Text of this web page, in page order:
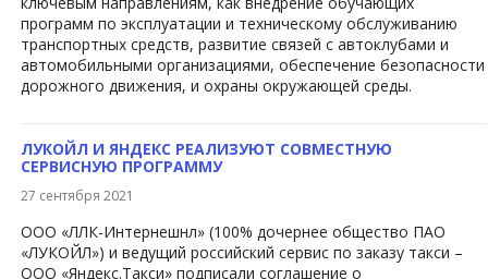
программ по эксплуатации и техническому обслуживанию
транспортных средств, развитие связей с автоклубами и
автомобильными организациями, обеспечение безопасности
дорожного движения, и охраны окружающей среды.
ЛУКОЙЛ И ЯНДЕКС РЕАЛИЗУЮТ СОВМЕСТНУЮ
СЕРВИСНУЮ ПРОГРАММУ
27 сентября 2021
​ООО «ЛЛК-Интернешнл» (100% дочернее общество ПАО
«ЛУКОЙЛ») и ведущий российский сервис по заказу такси –
ООО «Яндекс.Такси» подписали соглашение о